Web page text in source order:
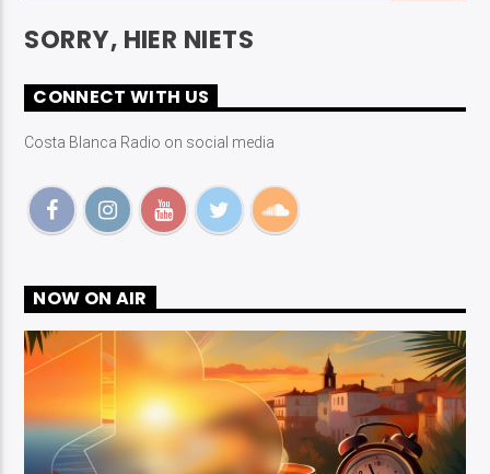
TITEL
SORRY, HIER NIETS
CONNECT WITH US
Costa Blanca Radio on social media
NOW ON AIR